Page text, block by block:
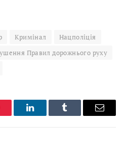
Кримінал
Нацполіція
Правил дорожнього руху
LinkedInTumblr Email